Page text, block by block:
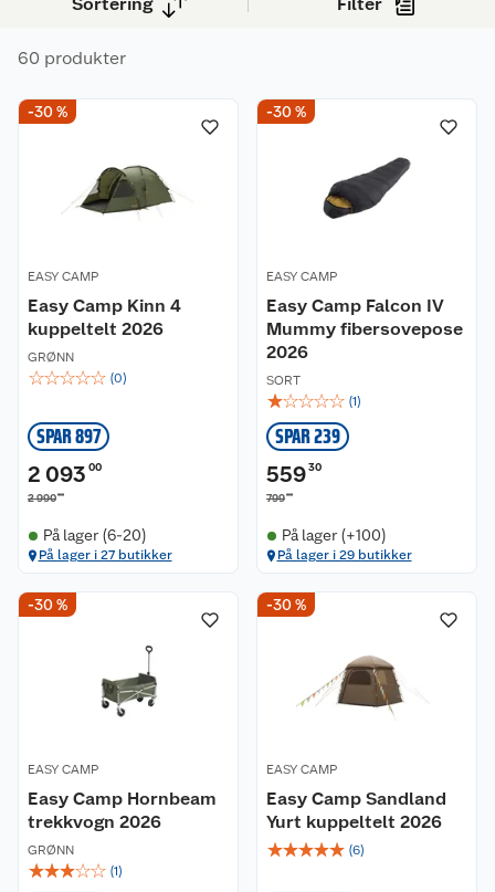
60 produkter
-30 %
EASY CAMP
Easy Camp Kinn 4
kuppeltelt 2026
GRØNN
☆☆☆☆☆ (0)
SPAR 897
2 093 00
2 99000
På lager (6-20)
På lager i 27 butikker
-30 %
EASY CAMP
Easy Camp Falcon IV
Mummy fibersovepose
2026
SORT
☆☆☆☆☆ (1)
SPAR 239
55930
79900
På lager (+100)
På lager i 29 butikker
-30 %
EASY CAMP
Easy Camp Hornbeam
trekkvogn 2026
GRØNN
☆☆☆☆☆ (1)
-30 %
EASY CAMP
Easy Camp Sandland
Yurt kuppeltelt 2026
☆☆☆☆☆ (6)